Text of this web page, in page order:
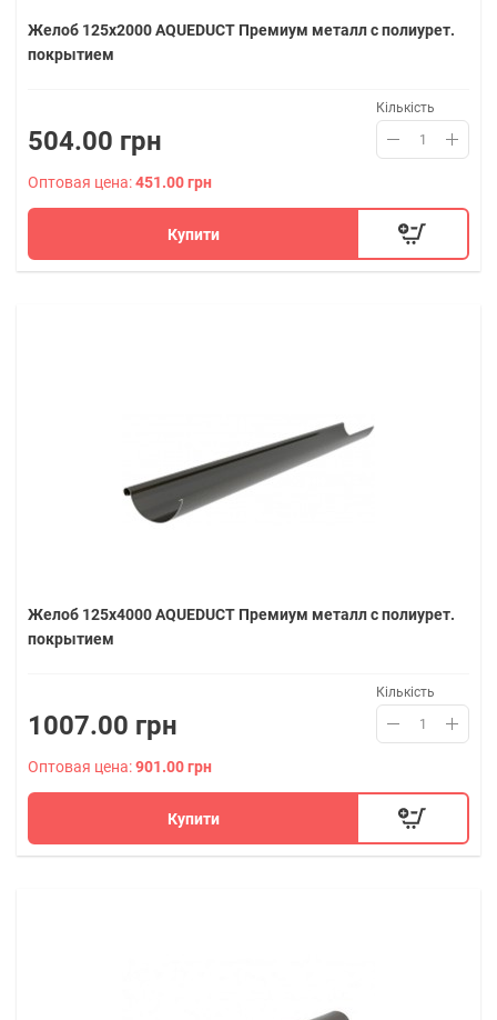
Желоб 125х2000 AQUEDUCT Премиум металл с полиурет.
покрытием
504.00 грн
Кількість
Оптовая цена:451.00 грн
Купити
Желоб 125х4000 AQUEDUCT Премиум металл с полиурет.
покрытием
1007.00 грн
Кількість
Оптовая цена:901.00 грн
Купити